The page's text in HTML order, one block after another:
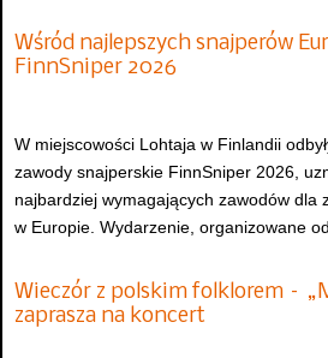
Wśród najlepszych snajperów
FinnSniper 2026
W miejscowości Lohtaja w Finlandii
zawody snajperskie FinnSniper 2026,
najbardziej wymagających zawodów dla
w Europie. Wydarzenie, organizowane
Wieczór z polskim folklorem –
zaprasza na koncert